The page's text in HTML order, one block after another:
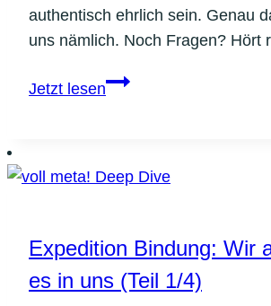
authentisch ehrlich sein. Genau
uns nämlich. Noch Fragen? Hört
Jetzt lesenExpedition
mit
Grenzen
und
Expedition Bindung: Wir
es in uns (Teil 1/4)